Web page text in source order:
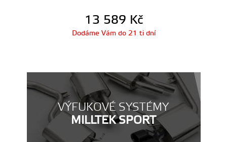
13 589 Kč
Dodáme Vám do 21 ti dní
VÝFUKOVÉ SYSTÉMY
MILLTEK SPORT